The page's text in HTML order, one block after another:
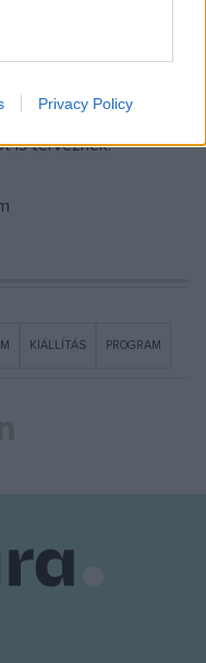
Privacy Policy
alatt egyéb, a város
is terveznek.
KIÁLLÍTÁS PROGRAM